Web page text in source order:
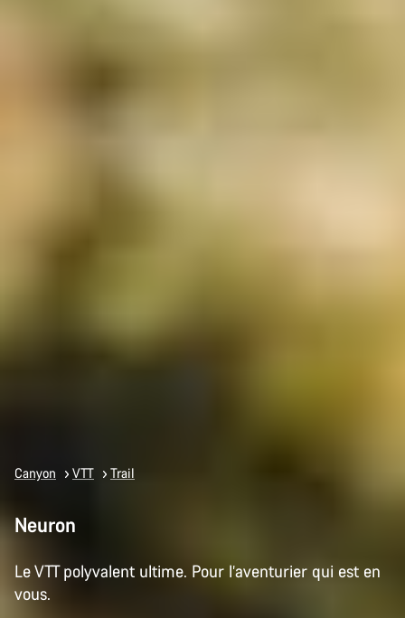
Canyon VTT Trail
Neuron
Le VTT polyvalent ultime. Pour l’aventurier qui est en
vous.